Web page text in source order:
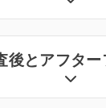
後とアフター